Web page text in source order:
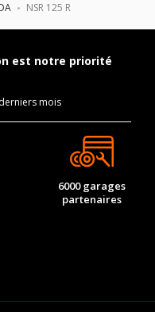
NSR 125 R
est notre priorité
mois
6000 garages
partenaires